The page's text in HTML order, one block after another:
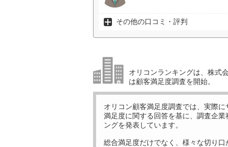
その他の口コミ・評判
オリコンランキングは、株式
は顧客満足度調査を開始。
オリコン顧客満足度調査では、実際に
満足度に関する回答を基に、調査企業
ングを発表しています。
総合満足度だけでなく、様々な切り口